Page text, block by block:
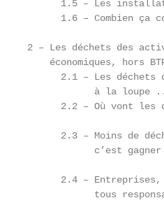
1.5 – Les
1.6 – Combien ça
2 – Les déchets
économiques, hors
2.1 – Les déchets
à la loupe
2.2 – Où vont les
2.3 – Moins de
c’est
2.4 –
tous